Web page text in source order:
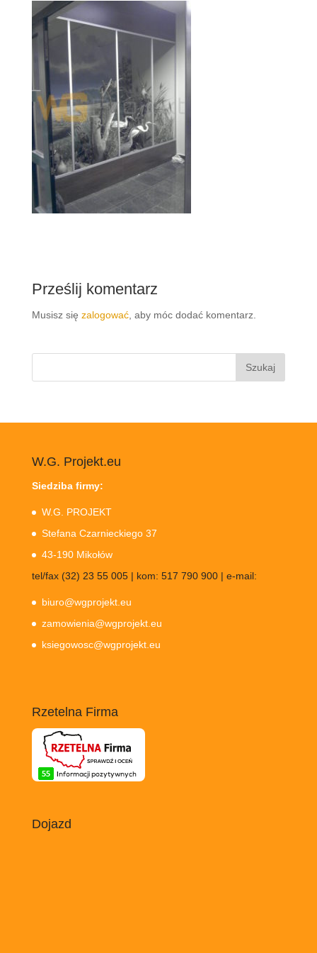
Prześlij komentarz
Musisz się zalogować, aby móc dodać komentarz.
Szukaj:
W.G. Projekt.eu
Siedziba firmy:
W.G. PROJEKT
Stefana Czarnieckiego 37
43-190 Mikołów
tel/fax (32) 23 55 005 | kom: 517 790 900 | e-mail:
biuro@wgprojekt.eu
zamowienia@wgprojekt.eu
ksiegowosc@wgprojekt.eu
Rzetelna Firma
Dojazd